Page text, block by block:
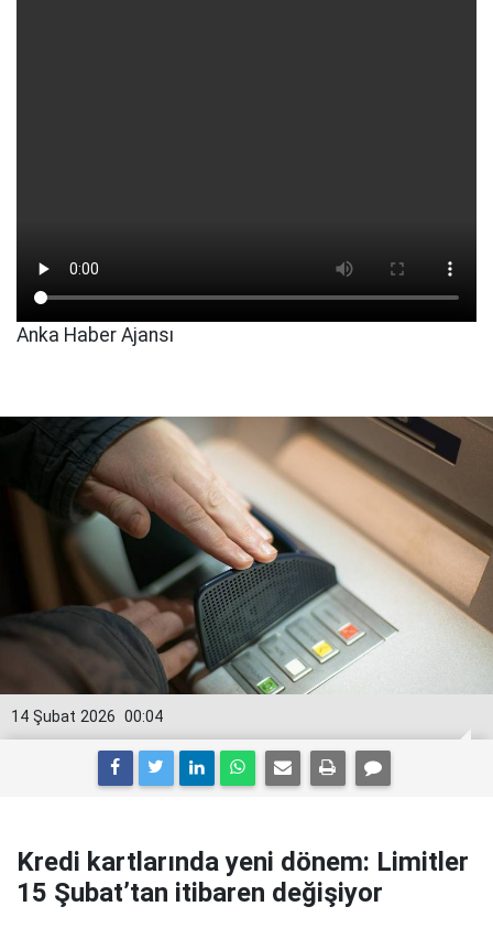
Anka Haber Ajansı
00:04
14 Şubat 2026
Kredi kartlarında yeni dönem: Limitler
15 Şubat’tan itibaren değişiyor